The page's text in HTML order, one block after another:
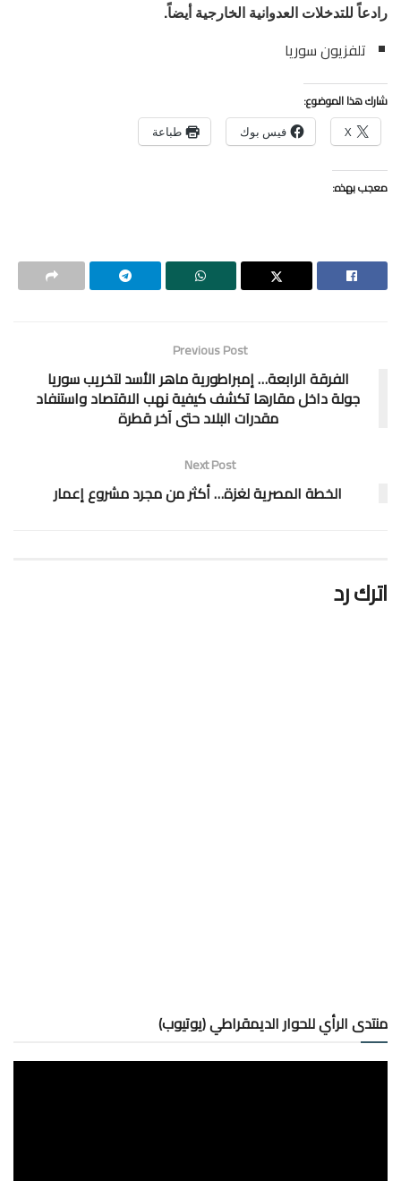
رادعاً للتدخلات العدوانية الخارجية أيضاً.
تلفزيون سوريا
شارك هذا الموضوع:
X فيس بوك طباعة
معجب بهذه:
Previous Post
الفرقة الرابعة… إمبراطورية ماهر الأسد لتخريب سوريا
جولة داخل مقارها تكشف كيفية نهب الاقتصاد واستنفاد
مقدرات البلاد حتى آخر قطرة
Next Post
الخطة المصرية لغزة… أكثر من مجرد مشروع إعمار
اترك رد
منتدى الرأي للحوار الديمقراطي (يوتيوب)